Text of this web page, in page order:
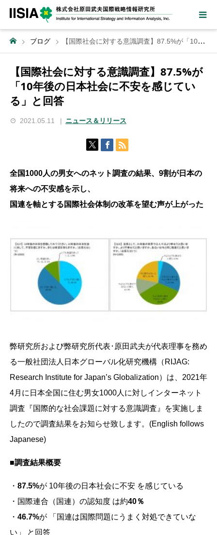
ブログ 【国際社会に対する意識調査】87.5%が「10年後の日本社会に不安を感じている」と回答
【国際社会に対する意識調査】87.5%が
「10年後の日本社会に不安を感じてい
る」と回答
2021.05.11 ニュース＆リリース
全国1000人の男女へのネット調査の結果、9割が日本の
将来への不安感を示し、
国連を軸とする国際社会体制の改革を望む声が上がった
弊研究所および弊研究所代表･原田武夫が代表理事を務め
る一般社団法人日本グローバル化研究機構（RIJAG:
Research Institute for Japan’s Globalization）は、2021年
4月に日本全国に住む男女1000人に対しインターネット
調査『国際的な社会課題に対する意識調査』を実施しま
したので調査結果をお知らせ致します。(English follows
Japanese)
■調査結果概要
・ 87.5%が 10年後の日本社会に不安 を感じている
・国際連合（国連）の認知度 は約40％
・ 46.7%が 「国連は国際問題にうまく対処できていな
い」 と回答